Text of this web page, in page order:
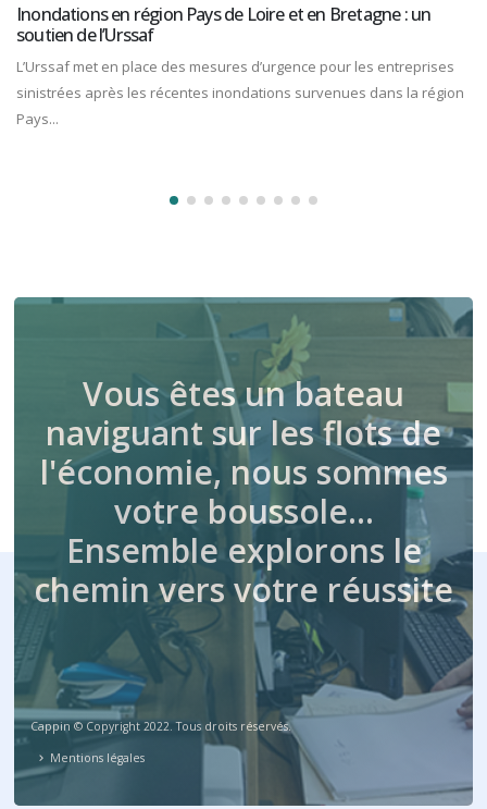
Inondations en région Pays de Loire et en Bretagne : un
soutien de l’Urssaf
L’Urssaf met en place des mesures d’urgence pour les entreprises
sinistrées après les récentes inondations survenues dans la région
Pays...
Vous êtes un bateau
naviguant sur les flots de
l'économie, nous sommes
votre boussole…
Ensemble explorons le
chemin vers votre réussite
Cappin © Copyright 2022. Tous droits réservés.
Mentions légales